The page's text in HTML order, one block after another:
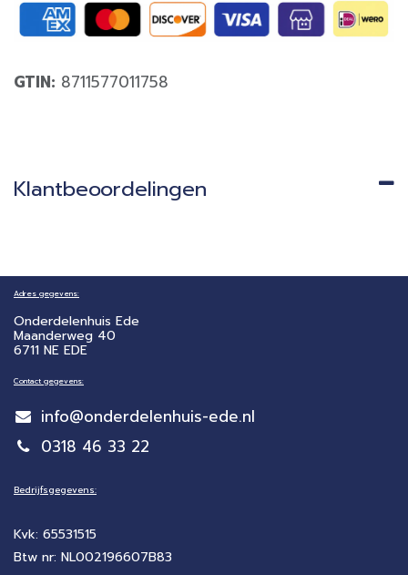
GTIN: 8711577011758
Klantbeoordelingen
Adres gegevens:
Onderdelenhuis Ede
Maanderweg 40
6711 NE EDE
Contact gegevens:
info@onderdelenhuis-ede.nl
0318 46 33 22
Bedrijfsgegevens:
Kvk: 65531515
Btw nr: NL002196607B83